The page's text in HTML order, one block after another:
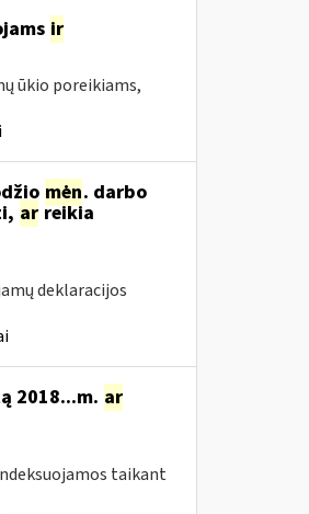
ir
ūkio poreikiams,
mėn. darbo
arreikia
deklaracijos
2018...m. ar
taikant